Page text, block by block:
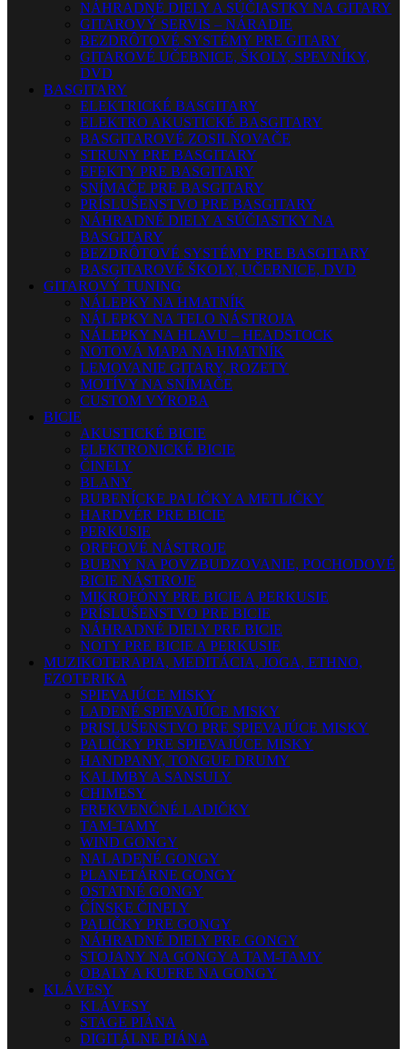
NÁHRADNÉ DIELY A SÚČIASTKY NA GITARY
GITAROVÝ SERVIS – NÁRADIE
BEZDRÔTOVÉ SYSTÉMY PRE GITARY
GITAROVÉ UČEBNICE, ŠKOLY, SPEVNÍKY,
DVD
BASGITARY
ELEKTRICKÉ BASGITARY
ELEKTRO AKUSTICKÉ BASGITARY
BASGITAROVÉ ZOSILŇOVAČE
STRUNY PRE BASGITARY
EFEKTY PRE BASGITARY
SNÍMAČE PRE BASGITARY
PRÍSLUŠENSTVO PRE BASGITARY
NÁHRADNÉ DIELY A SÚČIASTKY NA
BASGITARY
BEZDRÔTOVÉ SYSTÉMY PRE BASGITARY
BASGITAROVÉ ŠKOLY, UČEBNICE, DVD
GITAROVÝ TUNING
NÁLEPKY NA HMATNÍK
NÁLEPKY NA TELO NÁSTROJA
NÁLEPKY NA HLAVU – HEADSTOCK
NOTOVÁ MAPA NA HMATNÍK
LEMOVANIE GITARY, ROZETY
MOTÍVY NA SNÍMAČE
CUSTOM VÝROBA
BICIE
AKUSTICKÉ BICIE
ELEKTRONICKÉ BICIE
ČINELY
BLANY
BUBENÍCKE PALIČKY A METLIČKY
HARDVÉR PRE BICIE
PERKUSIE
ORFFOVÉ NÁSTROJE
BUBNY NA POVZBUDZOVANIE, POCHODOVÉ
BICIE NÁSTROJE
MIKROFÓNY PRE BICIE A PERKUSIE
PRÍSLUŠENSTVO PRE BICIE
NÁHRADNÉ DIELY PRE BICIE
NOTY PRE BICIE A PERKUSIE
MUZIKOTERAPIA, MEDITÁCIA, JOGA, ETHNO,
EZOTERIKA
SPIEVAJÚCE MISKY
LADENÉ SPIEVAJÚCE MISKY
PRISLUŠENSTVO PRE SPIEVAJÚCE MISKY
PALIČKY PRE SPIEVAJÚCE MISKY
HANDPANY, TONGUE DRUMY
KALIMBY A SANSULY
CHIMESY
FREKVENČNÉ LADIČKY
TAM-TAMY
WIND GONGY
NALADENÉ GONGY
PLANETÁRNE GONGY
OSTATNÉ GONGY
ČÍNSKE ČINELY
PALIČKY PRE GONGY
NÁHRADNÉ DIELY PRE GONGY
STOJANY NA GONGY A TAM-TAMY
OBALY A KUFRE NA GONGY
KLÁVESY
KLÁVESY
STAGE PIÁNA
DIGITÁLNE PIÁNA